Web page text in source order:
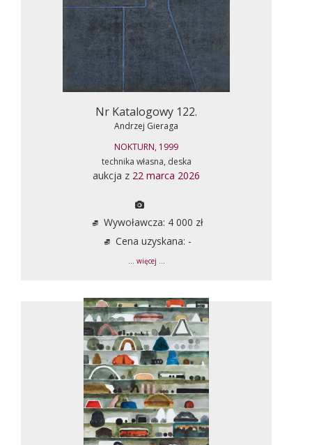
Nr Katalogowy 122.
Andrzej Gieraga
NOKTURN, 1999
technika własna, deska
aukcja z 22 marca 2026
Wywoławcza: 4 000 zł
Cena uzyskana: -
... więcej ...